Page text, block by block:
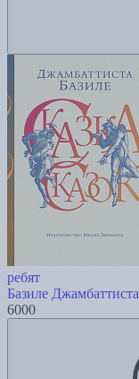
ребят
Базиле Джамбаттиста
6000